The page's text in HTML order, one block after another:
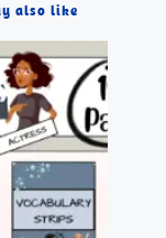
also like